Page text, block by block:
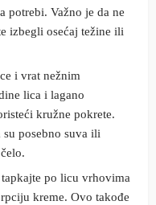
potrebi. Važno je da ne
izbegli osećaj težine ili
i vrat nežnim
lica i lagano
kružne pokrete.
posebno suva ili
po licu vrhovima
kreme. Ovo takođe